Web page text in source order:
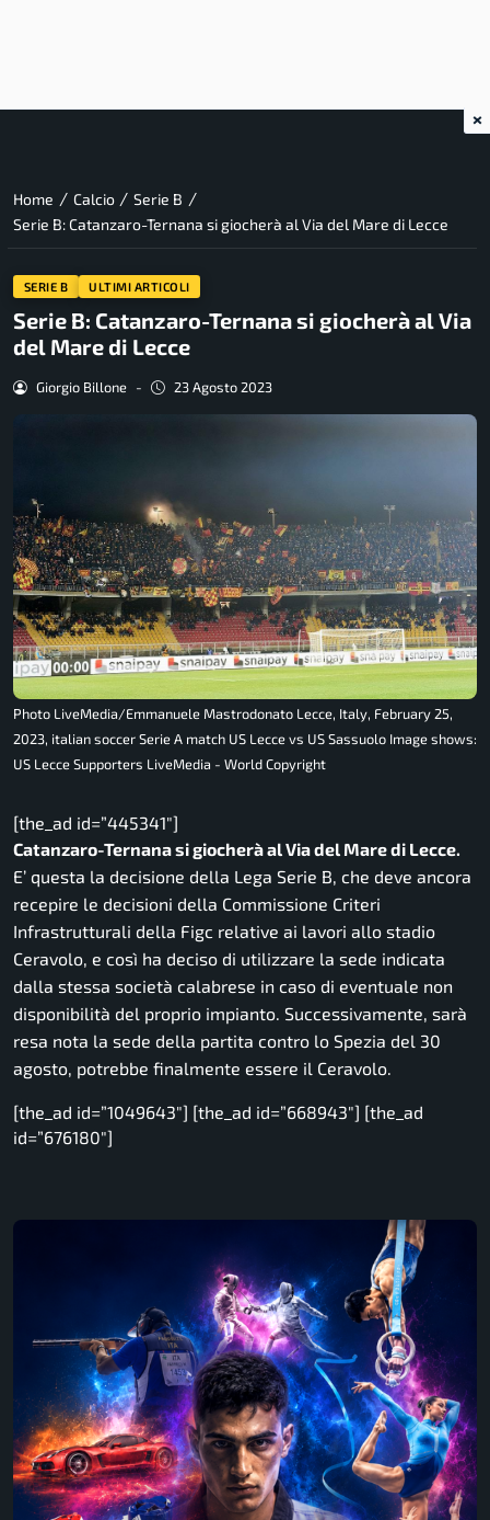
Home / Calcio / Serie B /
Serie B: Catanzaro-Ternana si giocherà al Via del Mare di Lecce
SERIE B ULTIMI ARTICOLI
Serie B: Catanzaro-Ternana si giocherà al Via
del Mare di Lecce
Giorgio Billone - 23 Agosto 2023
Photo LiveMedia/Emmanuele Mastrodonato Lecce, Italy, February 25,
2023, italian soccer Serie A match US Lecce vs US Sassuolo Image shows:
US Lecce Supporters LiveMedia - World Copyright
[the_ad id=”445341″]
Catanzaro-Ternana si giocherà al Via del Mare di Lecce.
E’ questa la decisione della Lega Serie B, che deve ancora
recepire le decisioni della Commissione Criteri
Infrastrutturali della Figc relative ai lavori allo stadio
Ceravolo, e così ha deciso di utilizzare la sede indicata
dalla stessa società calabrese in caso di eventuale non
disponibilità del proprio impianto. Successivamente, sarà
resa nota la sede della partita contro lo Spezia del 30
agosto, potrebbe finalmente essere il Ceravolo.
[the_ad id=”1049643″] [the_ad id=”668943″] [the_ad
id=”676180″]
×